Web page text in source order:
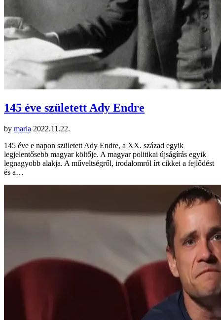
145 éve született Ady Endre
by maria 2022.11.22.
145 éve e napon született Ady Endre, a XX. század egyik
legjelentősebb magyar költője. A magyar politikai újságírás egyik
legnagyobb alakja. A műveltségről, irodalomról írt cikkei a fejlődést
és a…